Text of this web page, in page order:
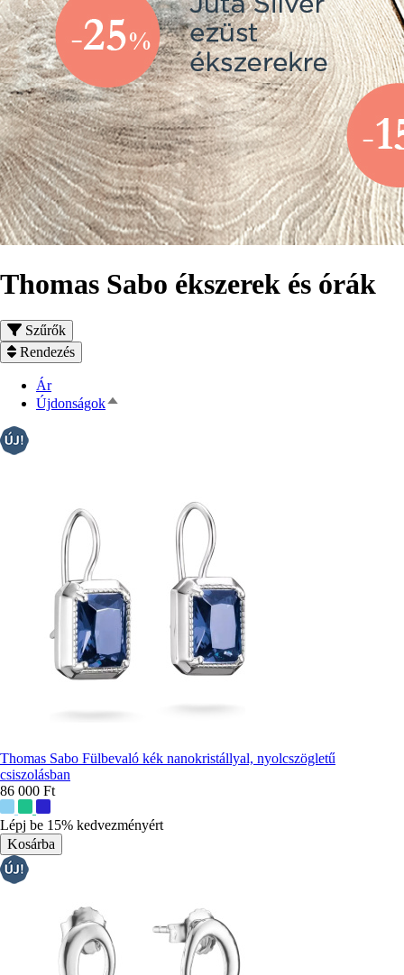
Thomas Sabo ékszerek és órák
Szűrők
Rendezés
Ár
ÚjdonságokCsökkenő
Thomas Sabo Fülbevaló kék nanokristállyal, nyolcszögletű
csiszolásban
86 000 Ft
színek:
Lépj be 15% kedvezményért